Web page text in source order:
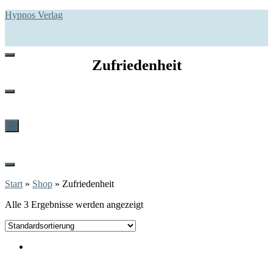
Hypnos Verlag
Zufriedenheit
Start » Shop » Zufriedenheit
Alle 3 Ergebnisse werden angezeigt